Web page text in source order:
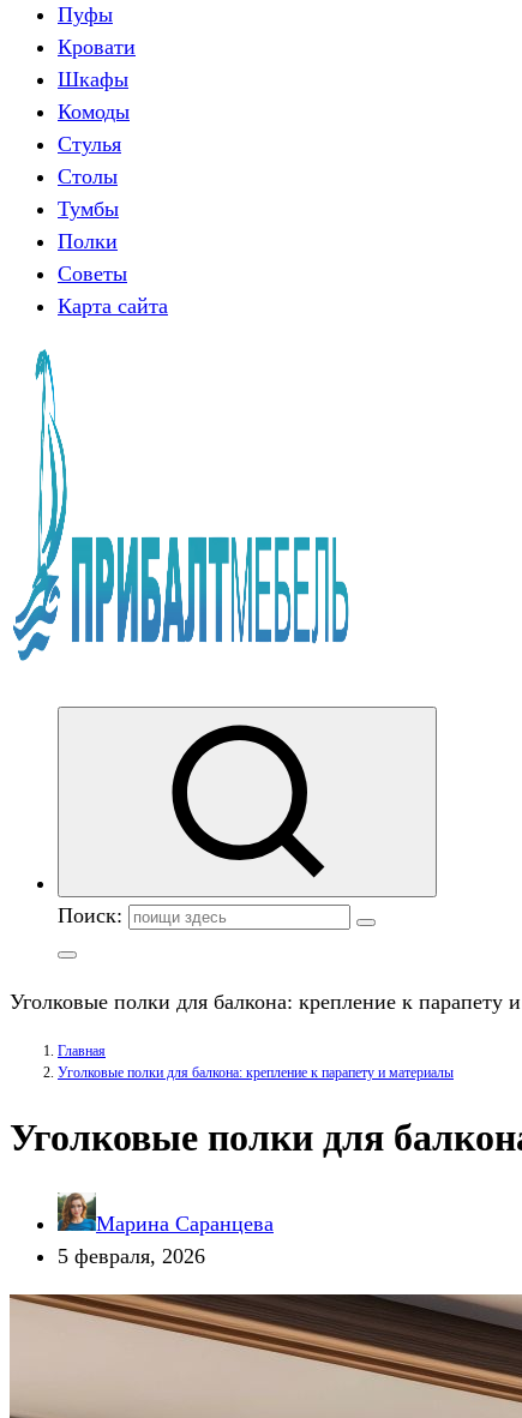
Пуфы
Кровати
Шкафы
Комоды
Стулья
Столы
Тумбы
Полки
Советы
Карта сайта
Поиск:
Уголковые полки для балкона: крепление к парапету
Главная
Уголковые полки для балкона: крепление к парапету и материалы
Уголковые полки для
Марина Саранцева
5 февраля, 2026